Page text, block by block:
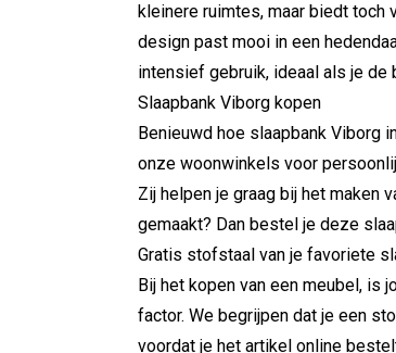
kleinere ruimtes, maar biedt
design past mooi in een
intensief gebruik, ideaal als je de
Slaapbank Viborg kopen
Benieuwd hoe slaapbank Viborg
onze woonwinkels voor
Zij helpen je graag bij het maken
gemaakt? Dan bestel je deze
Gratis stofstaal van je favoriete
Bij het kopen van een meubel, is
factor. We begrijpen dat je een
voordat je het artikel online